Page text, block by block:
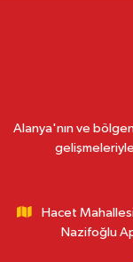
Alanya'nın ve
Hacet
Nazifoğlu